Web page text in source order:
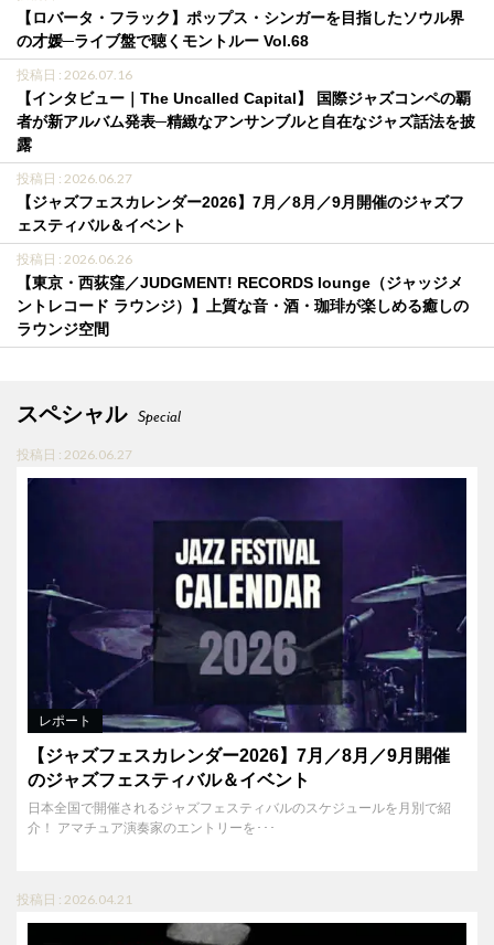
【ロバータ・フラック】ポップス・シンガーを目指したソウル界
の才媛─ライブ盤で聴くモントルー Vol.68
投稿日 : 2026.07.16
【インタビュー｜The Uncalled Capital】 国際ジャズコンペの覇
者が新アルバム発表─精緻なアンサンブルと自在なジャズ話法を披
露
投稿日 : 2026.06.27
【ジャズフェスカレンダー2026】7月／8月／9月開催のジャズフ
ェスティバル＆イベント
投稿日 : 2026.06.26
【東京・西荻窪／JUDGMENT! RECORDS lounge（ジャッジメ
ントレコード ラウンジ）】上質な音・酒・珈琲が楽しめる癒しの
ラウンジ空間
スペシャル Special
投稿日 : 2026.06.27
レポート
【ジャズフェスカレンダー2026】7月／8月／9月開催
のジャズフェスティバル＆イベント
日本全国で開催されるジャズフェスティバルのスケジュールを月別で紹
介！ アマチュア演奏家のエントリーを･･･
投稿日 : 2026.04.21